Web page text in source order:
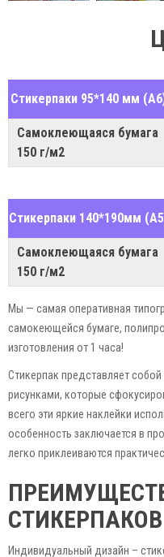
Стикерпаки 95*140 мм
Самоклеющаяся бумага
150 г/м2
Стикерпаки 140*190мм
Самоклеющаяся бумага
150 г/м2
Мы — самая оперативная
самокеющейся бумаге,
изготовления от 1 часа!
Стикерпак представляет
рисунками, которые
всего эти яркие наклейки
особенность заключается в
легко приклеиваются
СТИКЕРПАКОВ
Индивидуальный дизайн –